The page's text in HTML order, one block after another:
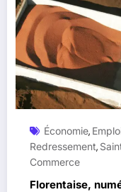
Économie,
Redressement,
Commerce
Florentaise,